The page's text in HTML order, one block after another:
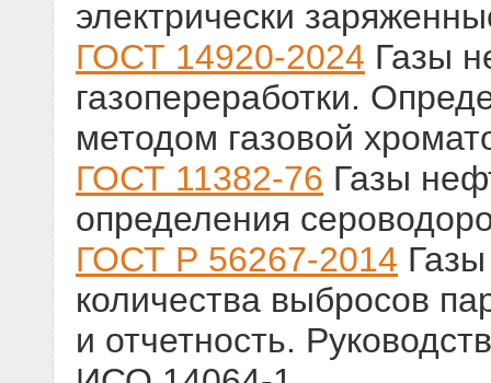
электрически
ГОСТ 14920-2024 Газы
газопереработки.
методом газовой
ГОСТ 11382-76 Газы
определения
ГОСТ Р 56267-2014
количества выбросов
и отчетность.